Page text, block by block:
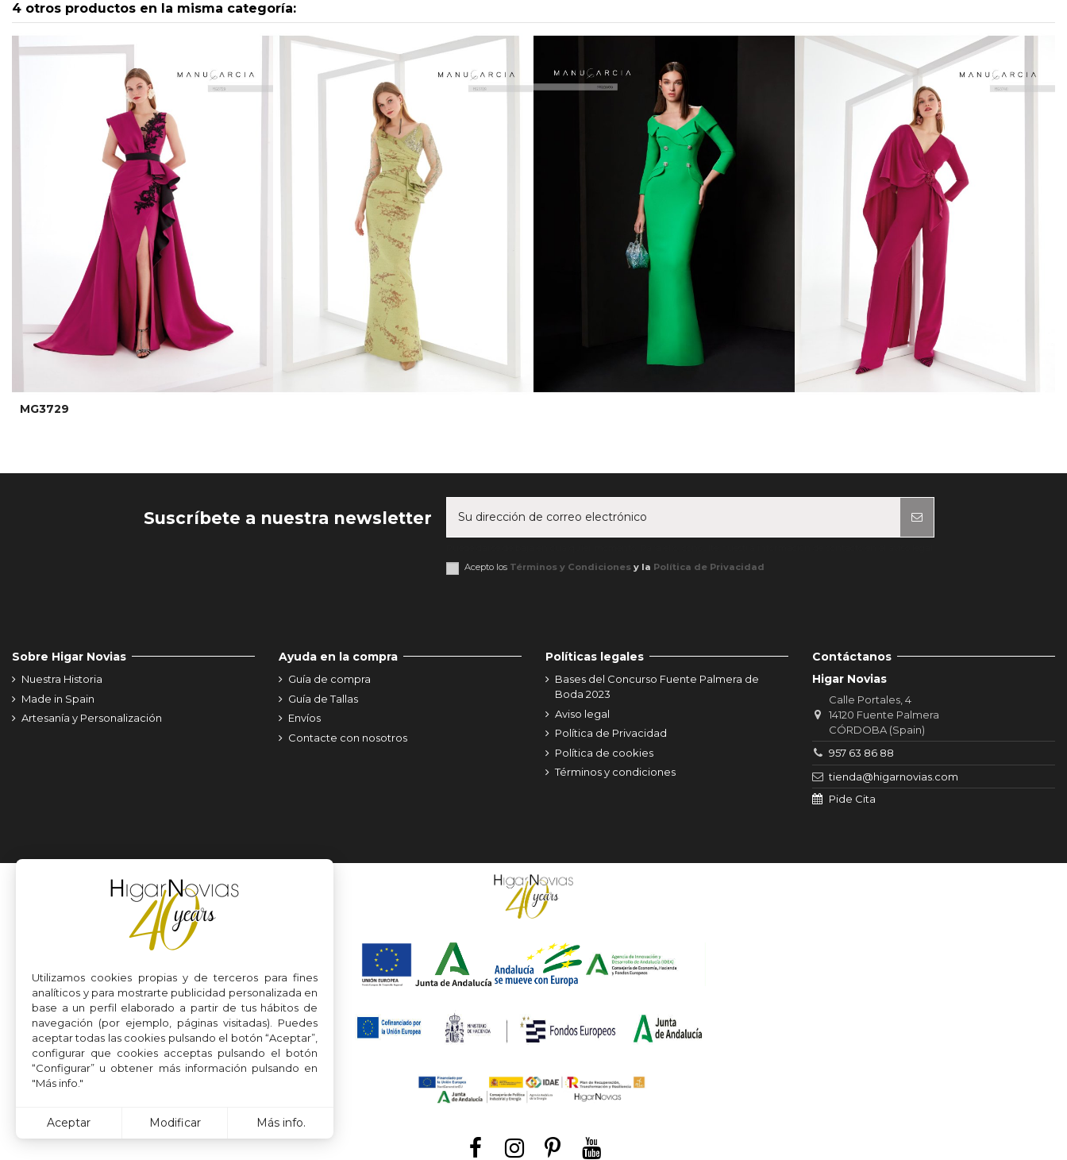
4 otros productos en la misma categoría:
MG3729
Suscríbete a nuestra newsletter
Acepto los Términos y Condiciones y la Política de Privacidad
Sobre Higar Novias
Nuestra Historia
Made in Spain
Artesanía y Personalización
Ayuda en la compra
Guía de compra
Guía de Tallas
Envíos
Contacte con nosotros
Políticas legales
Bases del Concurso Fuente Palmera de
Boda 2023
Aviso legal
Política de Privacidad
Política de cookies
Términos y condiciones
Contáctanos
Higar Novias
Calle Portales, 4
14120 Fuente Palmera
CÓRDOBA (Spain)
957 63 86 88
tienda@higarnovias.com
Pide Cita
Utilizamos cookies propias y de terceros para fines
analíticos y para mostrarte publicidad personalizada en
base a un perfil elaborado a partir de tus hábitos de
navegación (por ejemplo, páginas visitadas). Puedes
aceptar todas las cookies pulsando el botón “Aceptar”,
configurar que cookies acceptas pulsando el botón
“Configurar” u obtener más información pulsando en
"Más info."
Aceptar Modificar Más info.